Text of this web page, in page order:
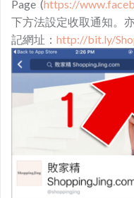
Page (https://
下方法設定收取通知。
記網址： http://bit.ly/